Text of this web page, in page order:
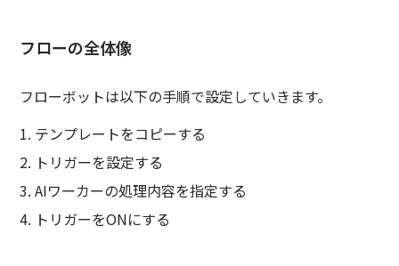
フローの全体像
フローボットは以下の手順で設定していきます。
1. テンプレートをコピーする
2. トリガーを設定する
3. AIワーカーの処理内容を指定する
4. トリガーをONにする